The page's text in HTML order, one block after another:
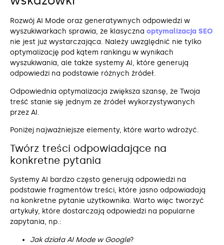
Rozwój AI Mode oraz generatywnych odpowiedzi w
wyszukiwarkach sprawia, że klasyczna optymalizacja SEO
nie jest już wystarczająca. Należy uwzględnić nie tylko
optymalizację pod kątem rankingu w wynikach
wyszukiwania, ale także systemy AI, które generują
odpowiedzi na podstawie różnych źródeł.
Odpowiednia optymalizacja zwiększa szansę, że Twoja
treść stanie się jednym ze źródeł wykorzystywanych
przez AI.
Poniżej najważniejsze elementy, które warto wdrożyć.
Twórz treści odpowiadające na
konkretne pytania
Systemy AI bardzo często generują odpowiedzi na
podstawie fragmentów treści, które jasno odpowiadają
na konkretne pytanie użytkownika. Warto więc tworzyć
artykuły, które dostarczają odpowiedzi na popularne
zapytania, np.:
Jak działa AI Mode w Google?